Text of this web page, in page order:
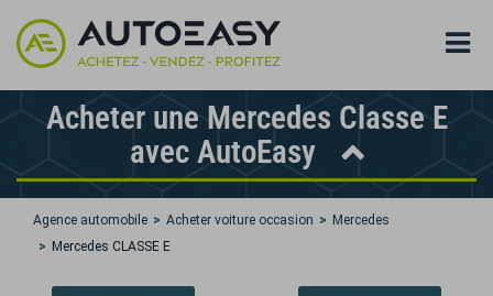
Acheter une Mercedes Classe E
avec AutoEasy
Agence automobile Acheter voiture occasion
Mercedes
Mercedes CLASSE E